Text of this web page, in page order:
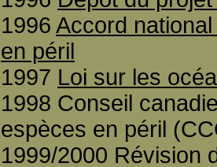
1996 Accord
en péril
1997 Loi sur les
1998 Conseil
espèces en péril
1999/2000 Révision